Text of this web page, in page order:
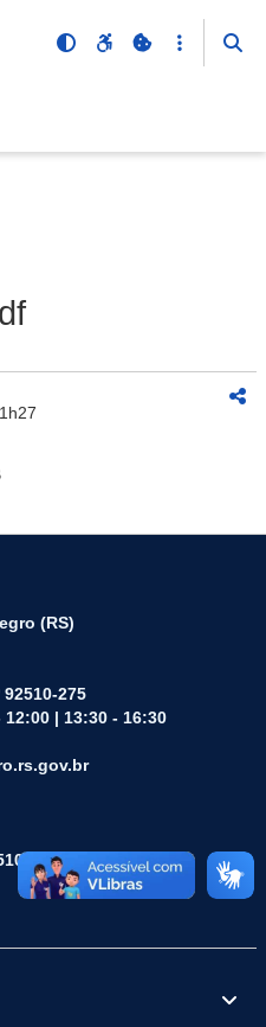
(RS)
275
| 13:30 - 16:30
045